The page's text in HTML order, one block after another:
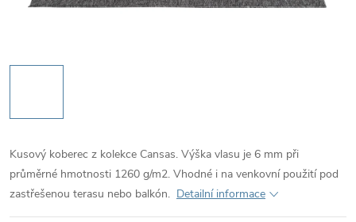
Kusový koberec z kolekce Cansas. Výška vlasu je 6 mm při
průměrné hmotnosti 1260 g/m2. Vhodné i na venkovní použití pod
zastřešenou terasu nebo balkón. Detailní informace